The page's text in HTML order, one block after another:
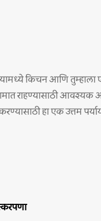
किचन आणि तुम्हाला
राहण्यासाठी आवश्यक
हा एक उत्तम